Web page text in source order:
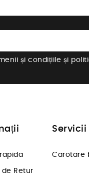
și condițiile și
rapida
de Retur
Servicii
Carotare